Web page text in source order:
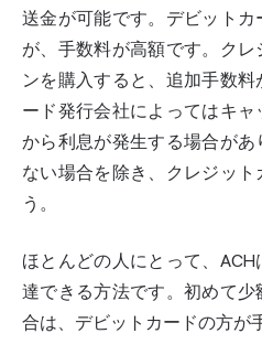
送金が可能です。デビット
が、手数料が高額です。ク
ンを購入すると、追加手数
ード発行会社によってはキ
から利息が発生する場合があ
ない場合を除き、クレジッ
う。
ほとんどの人にとって、
達できる方法です。初めて
合は、デビットカードの方が